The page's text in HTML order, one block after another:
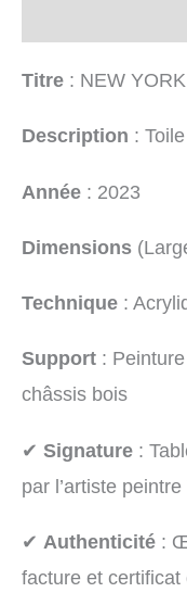
Titre : NEW YORK
Description :
Année : 2023
Dimensions
Technique :
Support :
châssis bois
✔ Signature :
par l’artiste peintre
✔ Authenticité :
facture et certificat